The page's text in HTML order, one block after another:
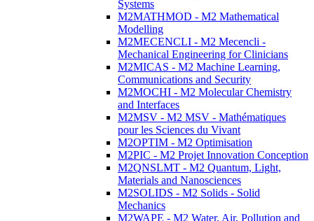
Systems
M2MATHMOD - M2 Mathematical
Modelling
M2MECENCLI - M2 Mecencli -
Mechanical Engineering for Clinicians
M2MICAS - M2 Machine Learning,
Communications and Security
M2MOCHI - M2 Molecular Chemistry
and Interfaces
M2MSV - M2 MSV - Mathématiques
pour les Sciences du Vivant
M2OPTIM - M2 Optimisation
M2PIC - M2 Projet Innovation Conception
M2QNSLMT - M2 Quantum, Light,
Materials and Nanosciences
M2SOLIDS - M2 Solids - Solid
Mechanics
M2WAPE - M2 Water, Air, Pollution and